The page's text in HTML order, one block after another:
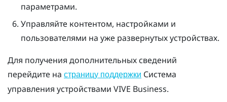
параметрами.
Управляйте контентом, настройками и
пользователями на уже развернутых устройствах.
Для получения дополнительных сведений
перейдите на страницу поддержки Система
управления устройствами VIVE Business.